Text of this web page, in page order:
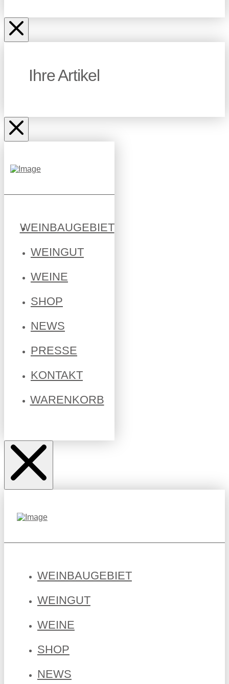
Ihre Artikel
WEINBAUGEBIET
WEINGUT
WEINE
SHOP
NEWS
PRESSE
KONTAKT
WARENKORB
WEINBAUGEBIET
WEINGUT
WEINE
SHOP
NEWS